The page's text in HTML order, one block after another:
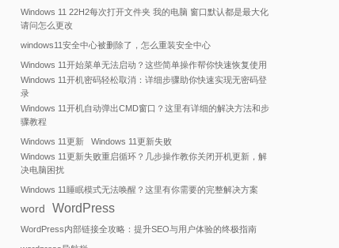
Windows 11 22H2每次打开文件夹 我的电脑 窗口默认都是最大化
请问怎么更改
windows11安全中心被删除了，怎么重装安全中心
Windows 11开始菜单无法启动？这些简单操作帮你快速恢复使用
Windows 11开机密码轻松取消：详细步骤助你快速实现无密码登
录
Windows 11开机自动弹出CMD窗口？这里有详细的解决方法和步
骤教程
Windows 11更新
Windows 11更新失败
Windows 11更新失败重启循环？几步操作教你关闭开机更新，解
决电脑困扰
Windows 11睡眠模式无法唤醒？这里有你需要的完整解决方案
word WordPress
WordPress内部链接全攻略：提升SEO与用户体验的终极指南